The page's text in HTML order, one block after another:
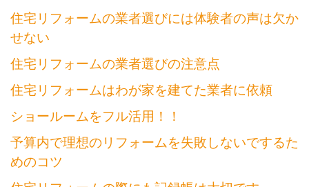
住宅リフォームの業者選びには体験者の声は欠か
せない
住宅リフォームの業者選びの注意点
住宅リフォームはわが家を建てた業者に依頼
ショールームをフル活用！！
予算内で理想のリフォームを失敗しないでするた
めのコツ